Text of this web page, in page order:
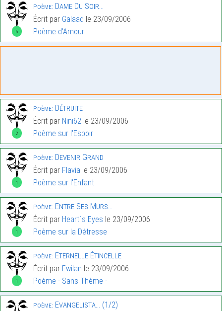
6
Poème: Dame Du Soir…
Écrit par Galaad le 23/09/2006
Poème d'Amour
2
Poème: Détruite
Écrit par Nini62 le 23/09/2006
Poème sur l'Espoir
1
Poème: Devenir Grand
Écrit par Flavia le 23/09/2006
Poème sur l'Enfant
1
Poème: Entre Ses Murs…
Écrit par Heart`s Eyes le 23/09/2006
Poème sur la Détresse
1
Poème: Eternelle Étincelle
Écrit par Ewilan le 23/09/2006
Poème - Sans Thème -
Poème: Evangelista… (1/2)